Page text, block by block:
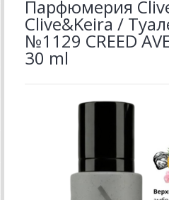
Парфюмерия
Clive&Keira /
№1129 CREED
30 ml